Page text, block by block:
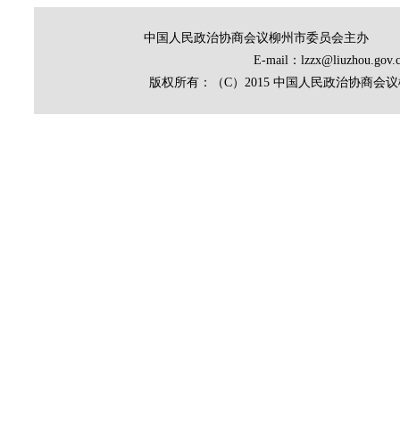
中国人民政治协商会议柳州市委员会主
E-mail：
版权所有：（C）2015 中国人民政治